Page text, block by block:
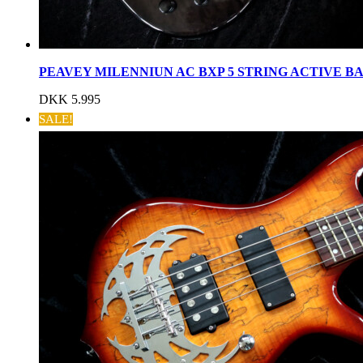
PEAVEY MILENNIUN AC BXP 5 STRING ACTIVE
DKK 5.995
SALE!